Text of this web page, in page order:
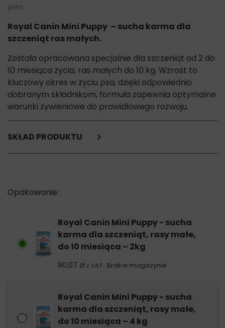
pies
Royal Canin Mini Puppy – sucha karma dla
szczeniąt ras małych.
Została opracowana specjalnie dla szczeniąt od 2 do
10 miesiąca życia, ras małych do 10 kg. Wzrost to
kluczowy okres w życiu psa, dzięki odpowiednio
dobranym składnikom, formuła zapewnia optymalne
warunki żywieniowe do prawidłowego rozwoju.
SKŁAD PRODUKTU
izolat białka roślinnego*,
kukurydza,
pulpa buraczana,
mąka kukurydziana,
hydrolizat białka zwierzęcego,
gluten kukurydziany,
sole mineralne,
fruktooligosacharydy (0,34%),
wyciąg z drożdży (źródło mannooligosacharydów), wyciąg z
drożdży (źródło beta-glukanów), wyciąg z aksamitki
Royal Canin Mini Puppy - sucha
karma dla szczeniąt, rasy małe,
do 10 miesiąca – 2kg
90,07 zł z VAT Brak w magazynie
Royal Canin Mini Puppy - sucha
karma dla szczeniąt, rasy małe,
do 10 miesiąca – 4 kg